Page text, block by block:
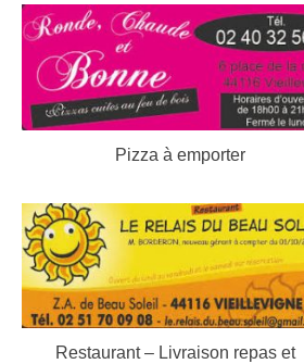
Pizza à emporter
Restaurant – Livraison repas et